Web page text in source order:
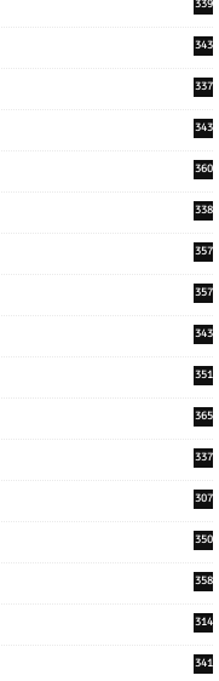
339
343
337
343
360
338
357
357
343
351
365
337
307
350
358
314
341